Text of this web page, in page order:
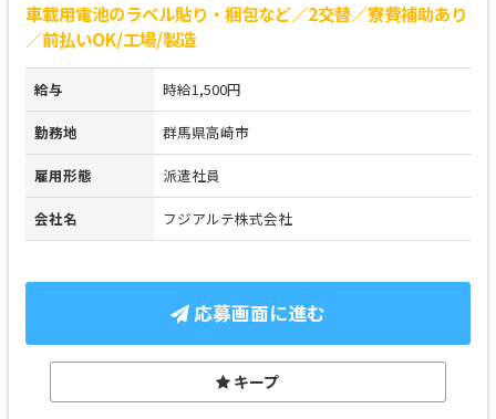
車載用電池のラベル貼り・梱包など／2交替／寮費補助あり
／前払いOK/工場/製造
給与 時給1,500円
勤務地 群馬県高崎市
雇用形態 派遣社員
会社名 フジアルテ株式会社
応募画面に進む
キープ